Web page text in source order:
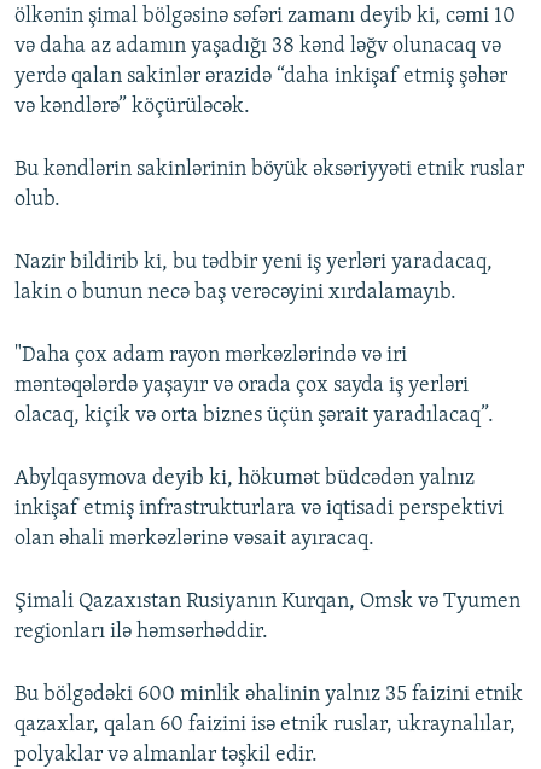
ölkənin şimal bölgəsinə səfəri zamanı deyib ki, cəmi 10
və daha az adamın yaşadığı 38 kənd ləğv olunacaq və
yerdə qalan sakinlər ərazidə “daha inkişaf etmiş şəhər
və kəndlərə” köçürüləcək.
Bu kəndlərin sakinlərinin böyük əksəriyyəti etnik ruslar
olub.
Nazir bildirib ki, bu tədbir yeni iş yerləri yaradacaq,
lakin o bunun necə baş verəcəyini xırdalamayıb.
"Daha çox adam rayon mərkəzlərində və iri
məntəqələrdə yaşayır və orada çox sayda iş yerləri
olacaq, kiçik və orta biznes üçün şərait yaradılacaq”.
Abylqasymova deyib ki, hökumət büdcədən yalnız
inkişaf etmiş infrastrukturlara və iqtisadi perspektivi
olan əhali mərkəzlərinə vəsait ayıracaq.
Şimali Qazaxıstan Rusiyanın Kurqan, Omsk və Tyumen
regionları ilə həmsərhəddir.
Bu bölgədəki 600 minlik əhalinin yalnız 35 faizini etnik
qazaxlar, qalan 60 faizini isə etnik ruslar, ukraynalılar,
polyaklar və almanlar təşkil edir.